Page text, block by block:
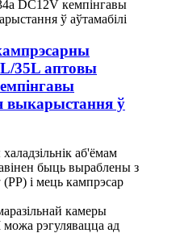
35L аптовы
выкарыстання ў
аб'ёмам
быць выраблены з
(PP) і мець кампрэсар
камеры
можа рэгулявацца ад